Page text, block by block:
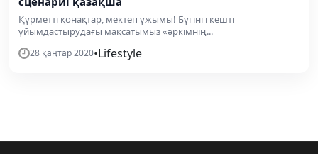
Құрметті қонақтар, мектеп ұжымы! Бүгінгі кешті
ұйымдастырудағы мақсатымыз «әркімнің...
28 қаңтар 2020•Lifestyle